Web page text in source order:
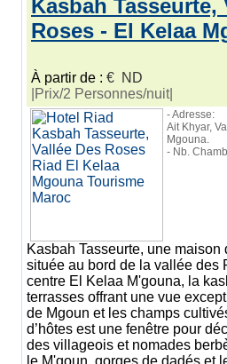
Kasbah Tasseurte,
Roses - El Kelaa
À partir de : € ND
|Prix/2 Personnes/nuit|
- Adresse:
Ait Khyar,
Mgouna.
- Nb.
Kasbah Tasseurte, une maison
située au bord de la vallée des
centre El Kelaa M'gouna, la
terrasses offrant une vue
de Mgoun et les champs
d’hôtes est une fenêtre pour
des villageois et nomades
le M'goun, gorges de dadés et